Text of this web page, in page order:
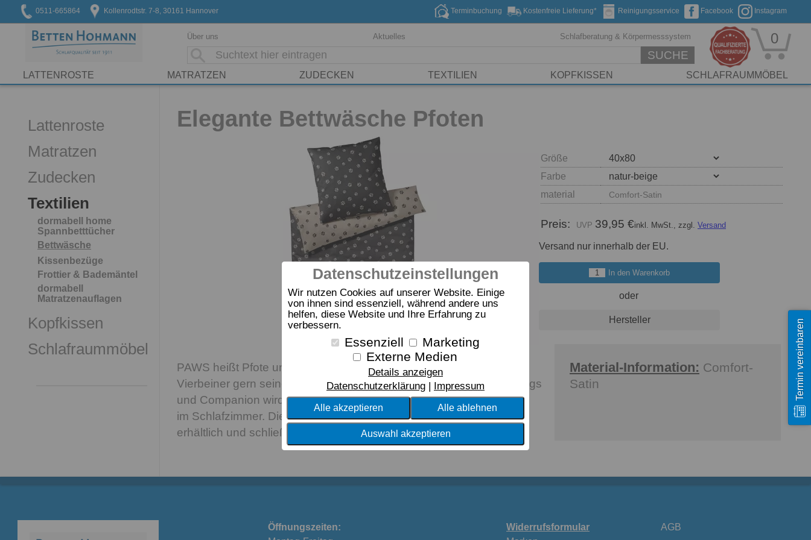
Datenschutzeinstellungen
Wir nutzen Cookies auf unserer Website. Einige
von ihnen sind essenziell, während andere uns
helfen, diese Website und Ihre Erfahrung zu
verbessern.
Essenziell
Marketing
Externe Medien
Details anzeigen
Datenschutzerklärung
Impressum
Alle akzeptieren Alle ablehnen
Auswahl akzeptieren
0511-665864 Kollenrodtstr. 7-8, 30161 Hannover Instagram
Facebook
Reinigungsservice
Kostenfreie Lieferung*
Terminbuchung
Über uns Aktuelles Schlafberatung & Körpermesssystem
SUCHE
0
LATTENROSTE MATRATZEN ZUDECKEN TEXTILIEN KOPFKISSEN SCHLAFRAUMMÖBEL
Lattenroste
Matratzen
Zudecken
Textilien
dormabell home
Spannbetttücher
Bettwäsche
Kissenbezüge
Frottier & Bademäntel
dormabell
Matratzenauflagen
Kopfkissen
Schlafraummöbel
Elegante Bettwäsche Pfoten
Größe
Farbe
material
Comfort-Satin
Preis: 39,95 €inkl. MwSt., zzgl. Versand
Versand nur innerhalb der EU.
In den Warenkorb
oder
Hersteller
PAWS heißt Pfote und wie zum Beweis, hinterlässt unser lieber
Vierbeiner gern seine Abdrücke. In Kombination mit den Designs Dogs
und Companion wird macht das Pfoten-Allover-Design richtig Laune
im Schlafzimmer. Die Comfort Satin Bettwäsche ist in zwei Farben
erhältlich und schließt mit einem Reißverschluss.
Material-Information: Comfort-
Satin
Termin vereinbaren
Öffnungszeiten:
Widerrufsformular
AGB